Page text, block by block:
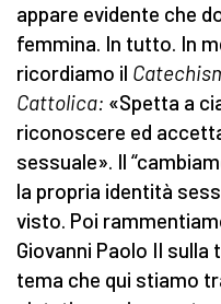
appare evidente che
femmina. In tutto. In
ricordiamo il
Cattolica: «Spetta a
riconoscere ed
sessuale». Il
la propria identità
visto. Poi
Giovanni Paolo II
tema che qui stiamo